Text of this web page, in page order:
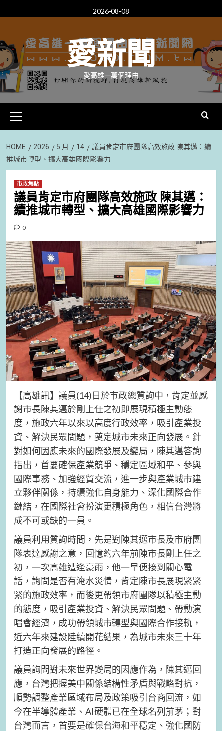
to
2026-08-08
愛新聞
愛高雄一萬個理由
Menu
HOME 2026 5 月 14
議員肯定市府團隊高效施政 陳其邁：續
推城市轉型、擴大高雄國際影響力
市政焦點
議員肯定市府團隊高效施政 陳其邁：
續推城市轉型、擴大高雄國際影響力
0
【高雄訊】議員(14)日於市政總質詢中，肯定並感
謝市長陳其邁於剛上任之初即展現積極主動態
度，施政六年以來以高度行政效率，吸引產業投
資、解決民眾問題，奠定城市未來正向發展。針
對如何因應未來的國際發展及變局，陳其邁答詢
指出，首要確保產業競爭、穩定區域和平、參與
國際事務、加強經貿交流，進一步與產業城市建
立夥伴關係，持續強化自身能力、深化國際合作
鏈結，在國際社會扮演更積極角色，相信台灣將
成不可或缺的一員。
議員利用質詢時間，先是對陳其邁市長及市府團
隊表達感謝之意，回憶約六年前陳市長剛上任之
初，一次高雄遭逢豪雨，他一早便接到關心電
話，詢問是否有淹水災情，肯定陳市長展現緊緊
緊的施政效率，而後更帶領市府團隊以積極主動
的態度，吸引產業投資、解決民眾問題、帶動演
唱會經濟，成功帶領城市轉型與國際合作接軌，
近六年來建設陸續開花結果，為城市未來三十年
打造正向發展的路徑。
議員詢問對未來世界變局的因應作為，陳其邁回
應，台灣把握美中關係結構性矛盾與戰略對抗，
順勢調整產業區域布局及政策吸引台商回流，如
今在半導體產業、AI硬體已在全球名列前茅；對
台灣而言，首要是確保台海和平穩定、強化國防